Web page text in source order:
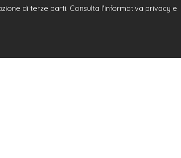
di terze parti. Consulta l'informativa privacy e